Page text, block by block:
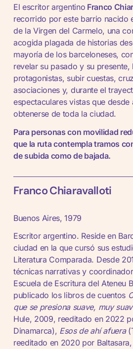
El escritor argentino Franco
recorrido por este barrio nacido
de la Virgen del Carmelo, una
acogida plagada de historias
mayoría de los barceloneses,
revelar su pasado y su presente,
protagonistas, subir cuestas,
asociaciones y, durante el
espectaculares vistas que desde
obtenerse de toda la ciudad.
Para personas con movilidad
que la ruta contempla tramos
de subida como de bajada.
Franco Chiaravalloti
Buenos Aires, 1979
Escritor argentino. Reside en
ciudad en la que cursó sus
Literatura Comparada. Desde
técnicas narrativas y
Escuela de Escritura del Ateneu
publicado los libros de cuentos
que se presiona suave, muy
Hule, 2009, reeditado en 2022
Dinamarca), Esos de ahí afuera
reeditado en 2020 por